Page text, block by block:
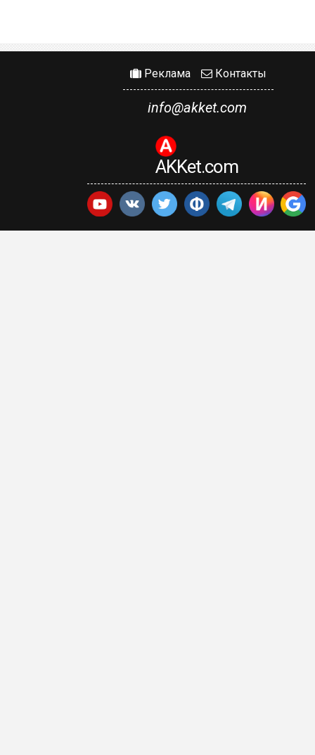
Реклама Контакты
info@akket.com
AKKet.com